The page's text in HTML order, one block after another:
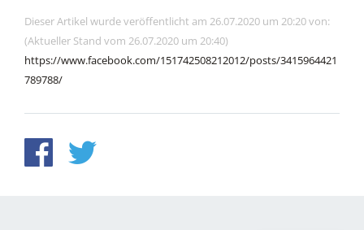
Dieser Artikel wurde veröffentlicht am 26.07.2020 um 20:20 von:
(Aktueller Stand vom 26.07.2020 um 20:40)
https://www.facebook.com/151742508212012/posts/3415964421
789788/